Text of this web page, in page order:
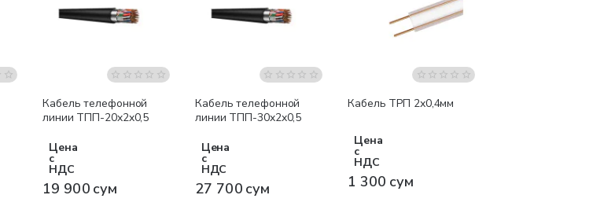
Кабель телефонной
линии ТПП-20x2x0,5
Цена
с
НДС
19 900 сум
Кабель телефонной
линии ТПП-30x2x0,5
Цена
с
НДС
27 700 сум
Кабель ТРП 2х0,4мм
Цена
с
НДС
1 300 сум